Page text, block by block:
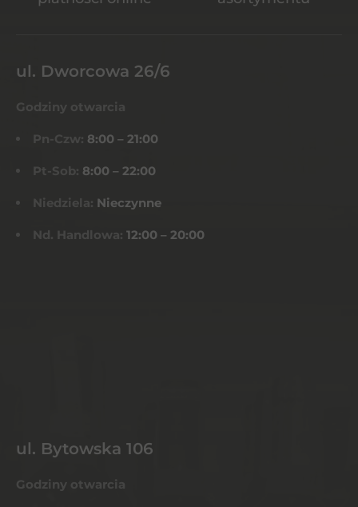
ul. Dworcowa 26/6
Godziny otwarcia
Pn-Czw: 8:00 – 21:00
Pt-Sob: 8:00 – 22:00
Niedziela: Nieczynne
Nd. Handlowa: 12:00 – 20:00
ul. Bytowska 106
Godziny otwarcia